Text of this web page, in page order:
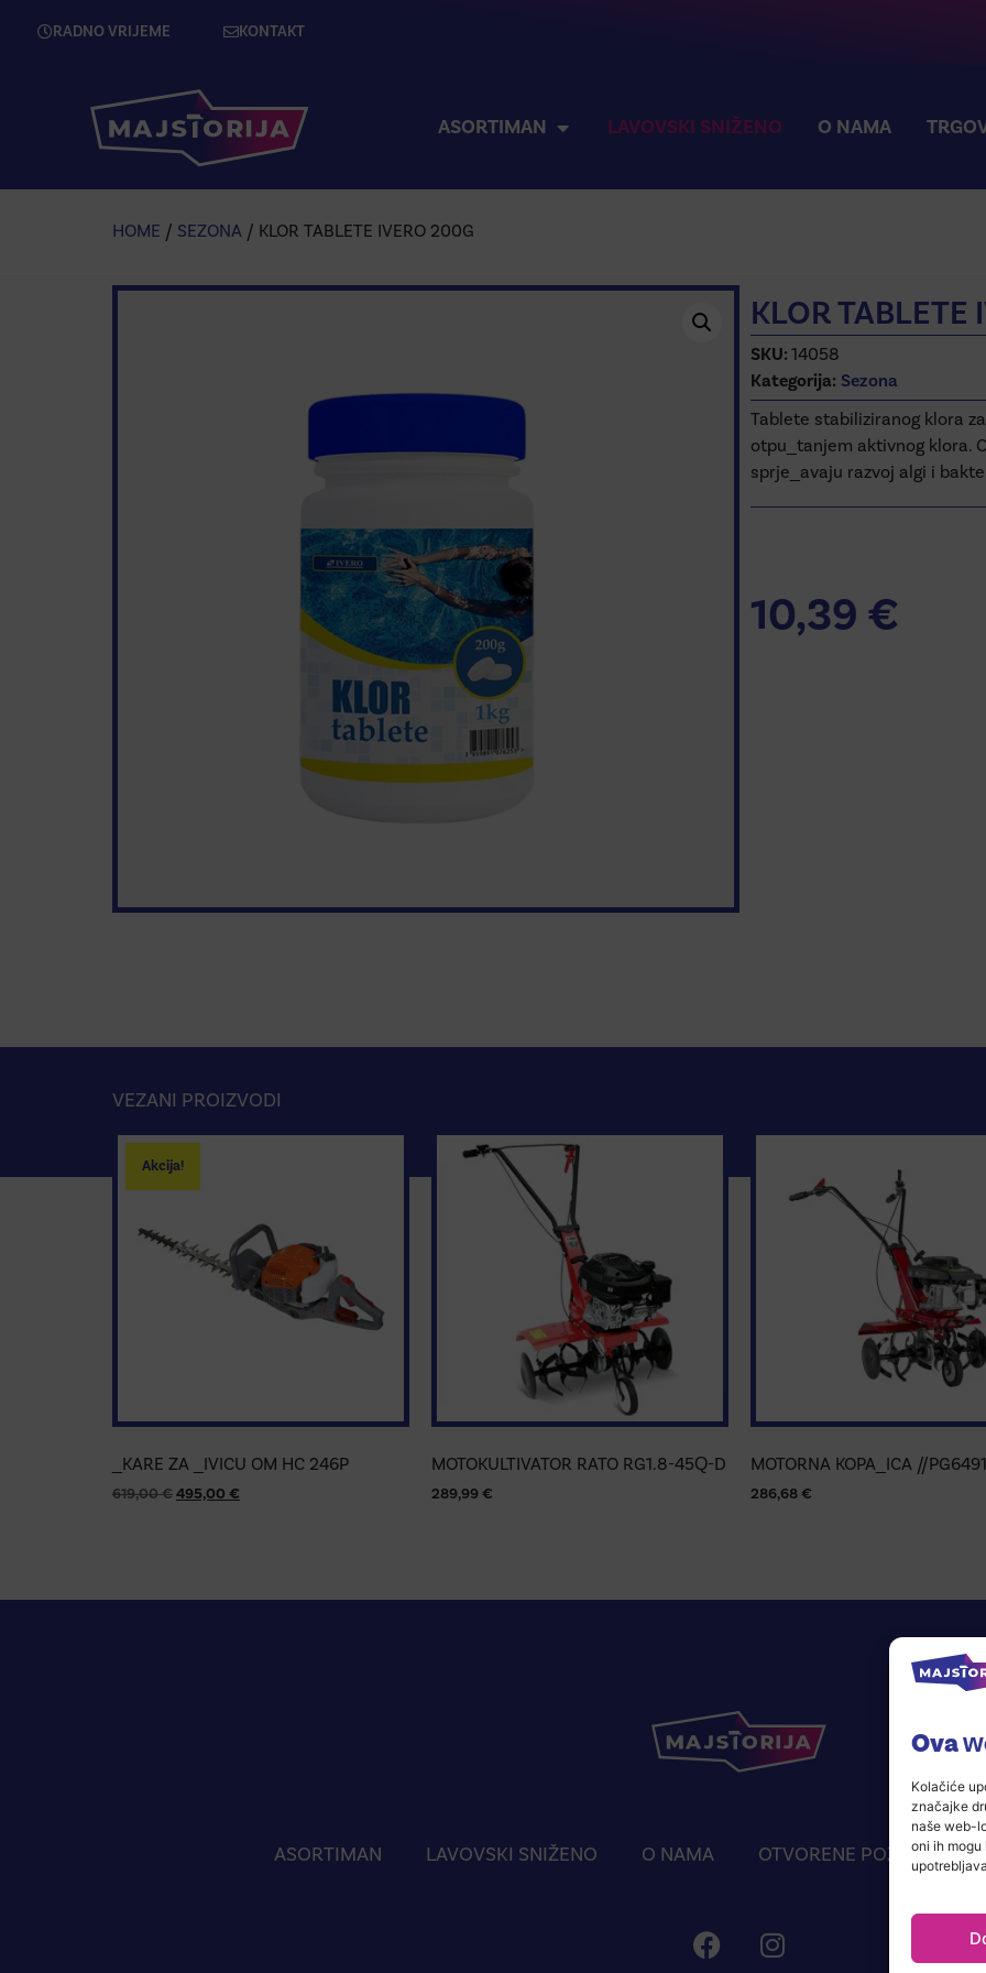
Ova
Kolačiće
značajke
naše web-
oni ih
RADNO VRIJEME KONTAKT
ASORTIMAN LAVOVSKI SNIŽENO O NAMA
HOME / SEZONA / KLOR TABLETE IVERO 200G
KLOR TABLETE
SKU: 14058
Kategorija: Sezona
Tablete stabiliziranog klora
otpu_tanjem aktivnog klora.
sprje_avaju razvoj algi i
10,39 €
VEZANI PROIZVODI
Akcija!
_KARE ZA _IVICU OM HC 246P
619,00€495,00 €
MOTOKULTIVATOR RATO RG1.8-45Q-D
289,99€
MOTORNA KOPA_ICA //
286,68€
ASORTIMAN LAVOVSKI SNIŽENO O NAMA OTVORENE POZICIJE